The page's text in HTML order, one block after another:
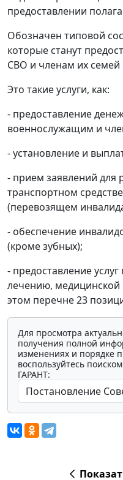
предоставлении
Обозначен типовой
которые станут
СВО и членам их семей
Это такие услуги, как:
- предоставление
военнослужащим и
- установление и
- прием заявлений для
транспортном
(перевозящем
- обеспечение
(кроме зубных);
- предоставление
лечению, медицинской
этом перечне 23
Для просмотра
получения полной
изменениях и порядке
воспользуйтесь
ГАРАНТ: